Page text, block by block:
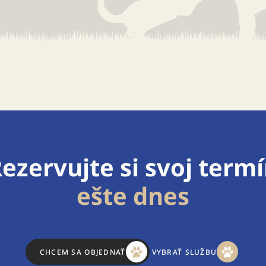
si svoj
ešte dnes
CHCEM SA OBJEDNAŤ VYBRAŤ SLUŽBU